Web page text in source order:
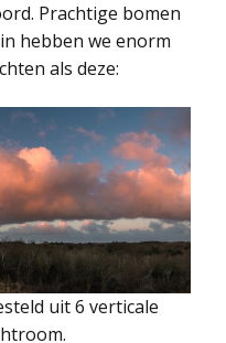
Prachtige bomen
hebben we enorm
als deze:
uit 6 verticale